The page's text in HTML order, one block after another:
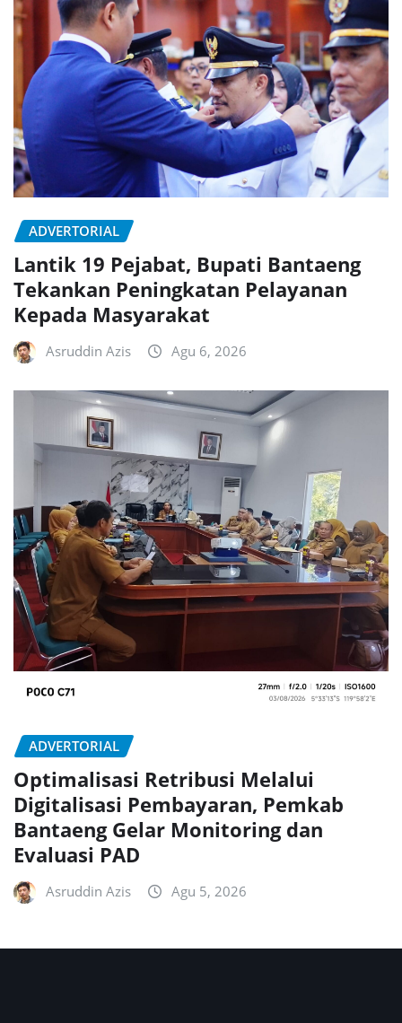
ADVERTORIAL
Lantik 19 Pejabat, Bupati Bantaeng
Tekankan Peningkatan Pelayanan
Kepada Masyarakat
Asruddin Azis Agu 6, 2026
ADVERTORIAL
Optimalisasi Retribusi Melalui
Digitalisasi Pembayaran, Pemkab
Bantaeng Gelar Monitoring dan
Evaluasi PAD
Asruddin Azis Agu 5, 2026